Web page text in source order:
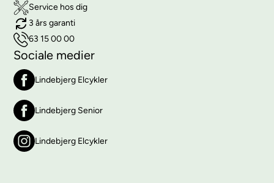
Service hos dig
3 års garanti
63 15 00 00
Sociale medier
Lindebjerg Elcykler
Lindebjerg Senior
Lindebjerg Elcykler